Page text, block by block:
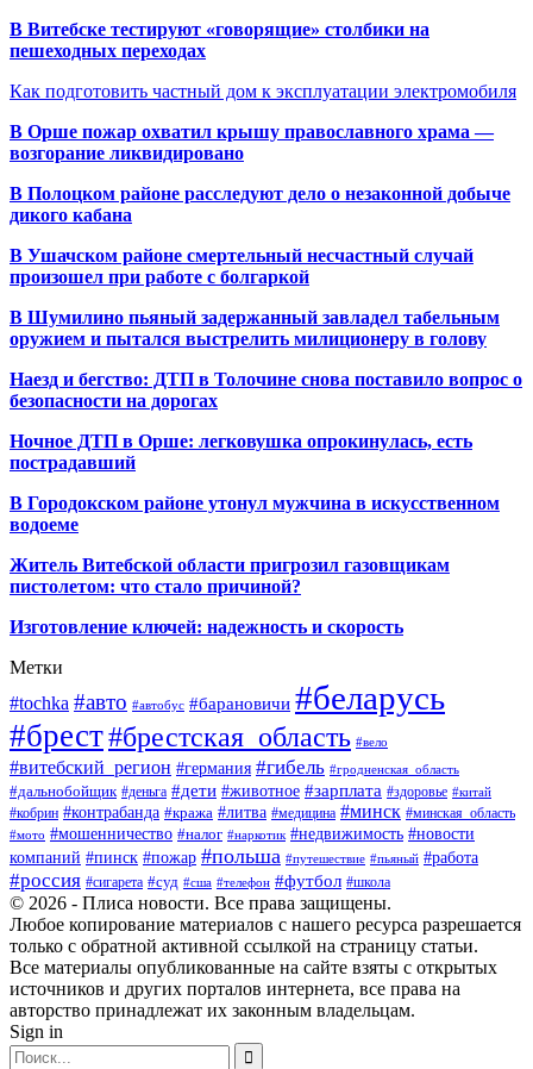
В Витебске тестируют «говорящие» столбики на
пешеходных переходах
Как подготовить частный дом к эксплуатации электромобиля
В Орше пожар охватил крышу православного храма —
возгорание ликвидировано
В Полоцком районе расследуют дело о незаконной добыче
дикого кабана
В Ушачском районе смертельный несчастный случай
произошел при работе с болгаркой
В Шумилино пьяный задержанный завладел табельным
оружием и пытался выстрелить милиционеру в голову
Наезд и бегство: ДТП в Толочине снова поставило вопрос о
безопасности на дорогах
Ночное ДТП в Орше: легковушка опрокинулась, есть
пострадавший
В Городокском районе утонул мужчина в искусственном
водоеме
Житель Витебской области пригрозил газовщикам
пистолетом: что стало причиной?
Изготовление ключей: надежность и скорость
Метки
#tochka #авто #автобус #барановичи #беларусь
#брест#брестская_область #вело
#витебский_регион #германия #гибель #гродненская_область
#дальнобойщик #деньга #дети #животное #зарплата #здоровье #китай
#кобрин #контрабанда #кража #литва #медицина #минск #минская_область
#мото #мошенничество #налог #наркотик #недвижимость #новости
компаний #пинск #пожар #польша #путешествие #пьяный #работа
#россия #сигарета #суд #сша #телефон #футбол #школа
© 2026 - Плиса новости. Все права защищены.
Любое копирование материалов с нашего ресурса разрешается
только с обратной активной ссылкой на страницу статьи.
Все материалы опубликованные на сайте взяты с открытых
источников и других порталов интернета, все права на
авторство принадлежат их законным владельцам.
Sign in